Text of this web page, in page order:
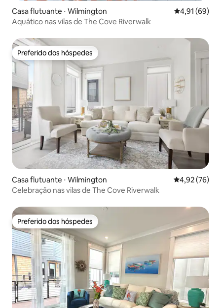
Casa flutuante ⋅ Wilmington 4,91 de uma
4,91 (69)
Aquático nas vilas de The Cove Riverwalk
Preferido dos hóspedes
Preferido dos hóspedes
Casa flutuante ⋅ Wilmington 4,92 de uma
4,92 (76)
Celebração nas vilas de The Cove Riverwalk
Preferido dos hóspedes
Preferido dos hóspedes